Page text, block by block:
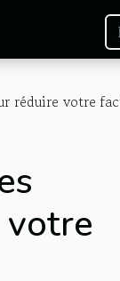
réduire votre